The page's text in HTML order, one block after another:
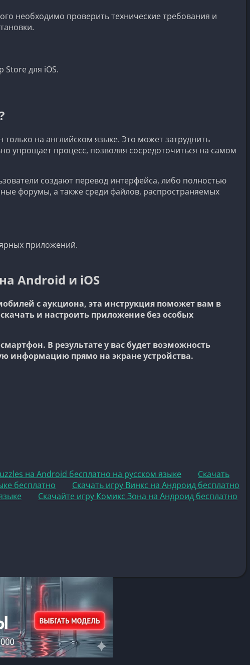
необходимо проверить технические требования и
для iOS.
на английском языке. Это может затруднить
упрощает процесс, позволяя сосредоточиться на самом
создают перевод интерфейса, либо полностью
форумы, а также среди файлов, распространяемых
приложений.
Android и iOS
с аукциона, эта инструкция поможет вам в
и настроить приложение без особых
В результате у вас будет возможность
информацию прямо на экране устройства.
на Android бесплатно на русском языке
Скачать
бесплатно
Скачать игру Винкс на Андроид бесплатно
Скачайте игру Комикс Зона на Андроид бесплатно